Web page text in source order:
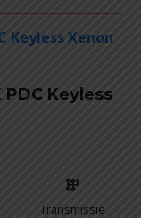
Keyless
Transmissie